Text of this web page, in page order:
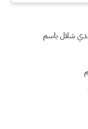
شلال باسم